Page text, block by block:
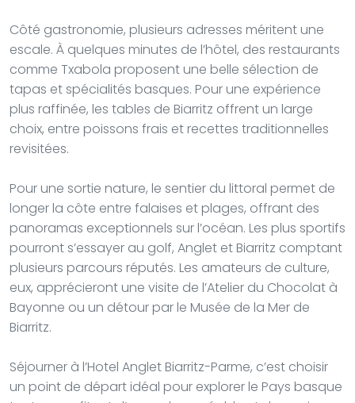
Côté gastronomie, plusieurs adresses méritent une
escale. À quelques minutes de l’hôtel, des restaurants
comme Txabola proposent une belle sélection de
tapas et spécialités basques. Pour une expérience
plus raffinée, les tables de Biarritz offrent un large
choix, entre poissons frais et recettes traditionnelles
revisitées.
Pour une sortie nature, le sentier du littoral permet de
longer la côte entre falaises et plages, offrant des
panoramas exceptionnels sur l’océan. Les plus sportifs
pourront s’essayer au golf, Anglet et Biarritz comptant
plusieurs parcours réputés. Les amateurs de culture,
eux, apprécieront une visite de l’Atelier du Chocolat à
Bayonne ou un détour par le Musée de la Mer de
Biarritz.
Séjourner à l’Hotel Anglet Biarritz-Parme, c’est choisir
un point de départ idéal pour explorer le Pays basque